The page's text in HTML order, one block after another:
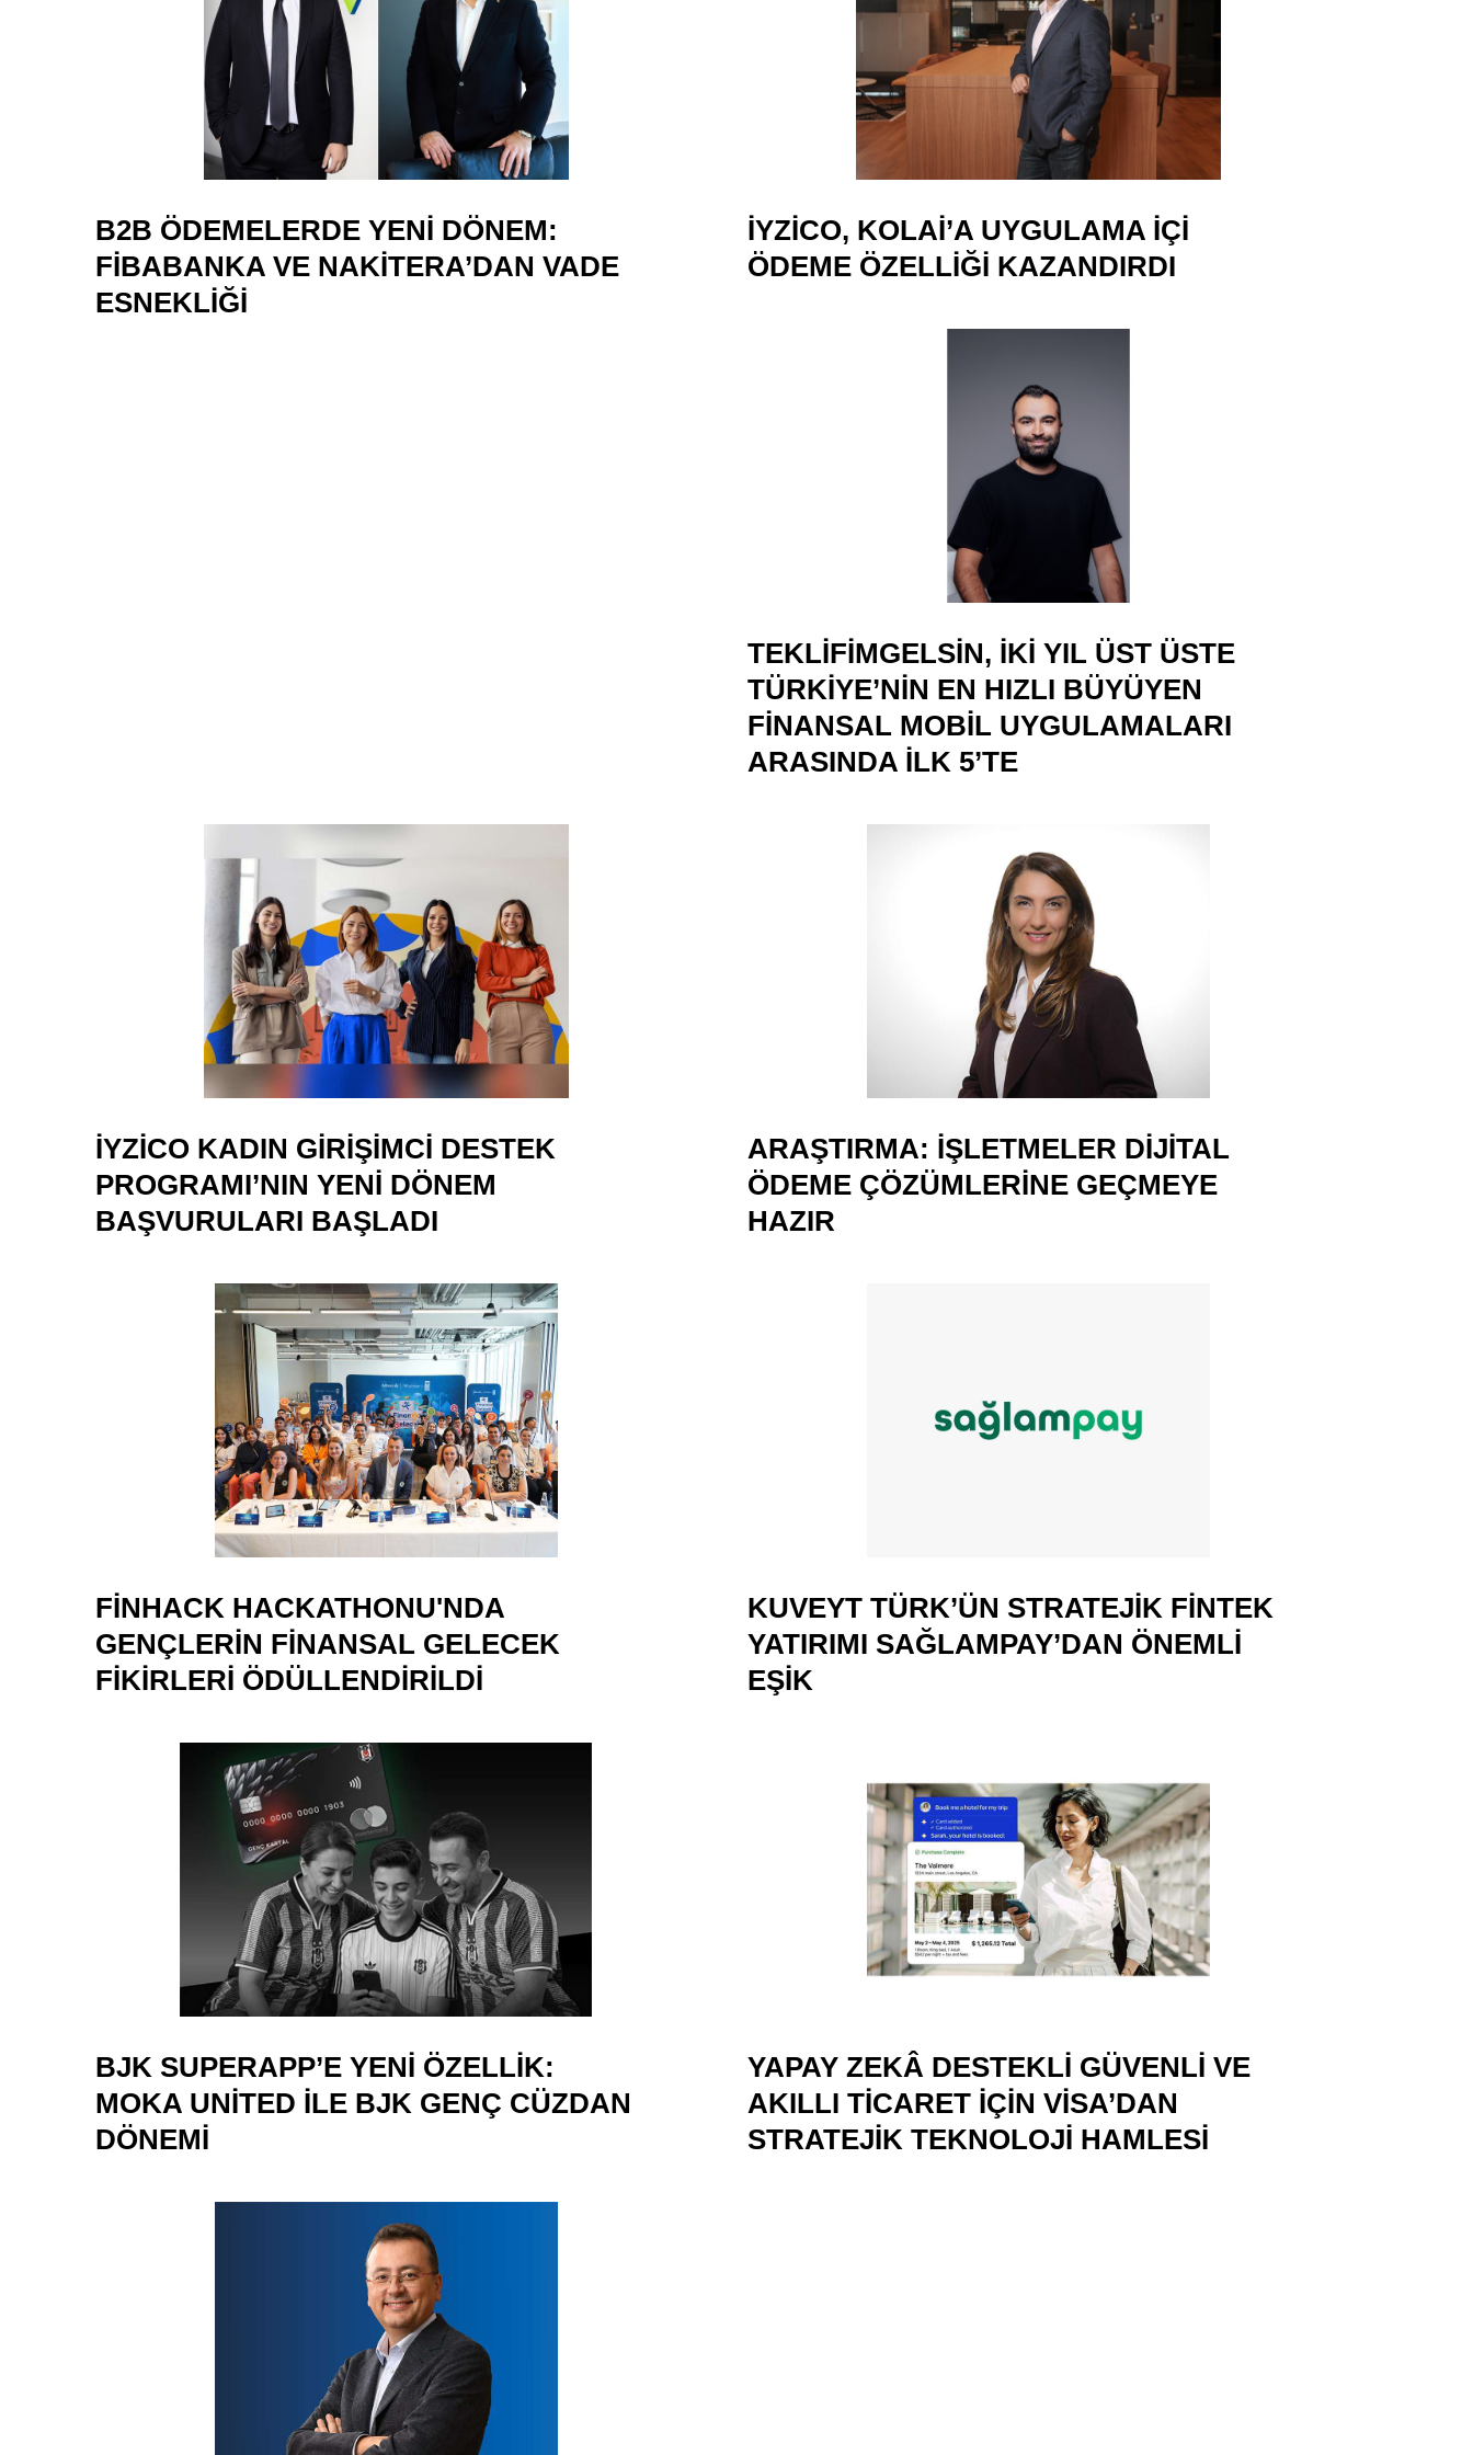
B2B ÖDEMELERDE YENI DÖNEM:
FIBABANKA VE NAKITERA’DAN VADE
ESNEKLIĞI
IYZICO, KOLAI’A UYGULAMA IÇI
ÖDEME ÖZELLIĞI KAZANDIRDI
TEKLIFIMGELSIN, IKI YIL ÜST ÜSTE
TÜRKIYE’NIN EN HIZLI BÜYÜYEN
FINANSAL MOBIL UYGULAMALARI
ARASINDA ILK 5’TE
IYZICO KADIN GIRIŞIMCI DESTEK
PROGRAMI’NIN YENI DÖNEM
BAŞVURULARI BAŞLADI
ARAŞTIRMA: İŞLETMELER DIJITAL
ÖDEME ÇÖZÜMLERINE GEÇMEYE
HAZIR
FINHACK HACKATHONU'NDA
GENÇLERIN FINANSAL GELECEK
FIKIRLERI ÖDÜLLENDIRILDI
KUVEYT TÜRK’ÜN STRATEJIK FINTEK
YATIRIMI SAĞLAMPAY’DAN ÖNEMLI
EŞIK
BJK SUPERAPP’E YENI ÖZELLIK:
MOKA UNITED ILE BJK GENÇ CÜZDAN
DÖNEMI
YAPAY ZEKÂ DESTEKLI GÜVENLI VE
AKILLI TICARET İÇIN VISA’DAN
STRATEJIK TEKNOLOJI HAMLESI